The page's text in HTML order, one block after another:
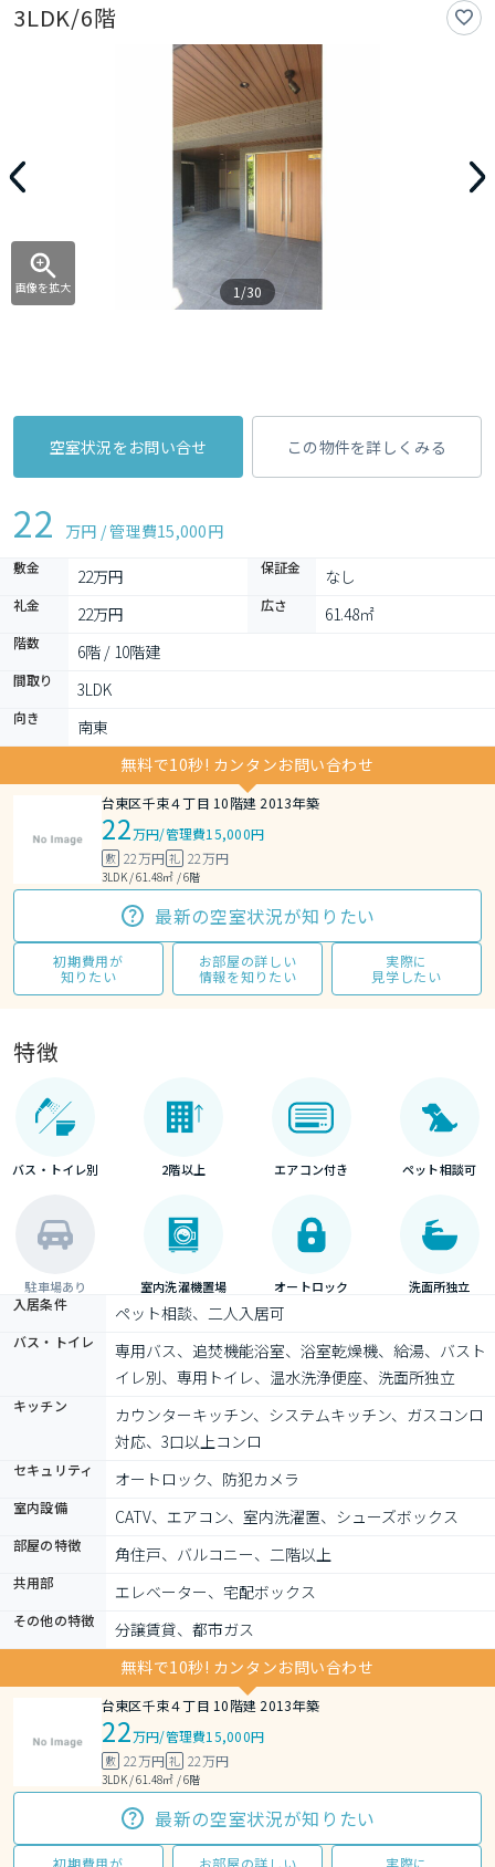
3LDK/6階
画像を拡大 1/30
空室状況をお問い合せ この物件を詳しくみる
22 万円 / 管理費15,000円
敷金 22万円 保証金 なし
礼金 22万円 広さ 61.48㎡
階数 6階 / 10階建
間取り 3LDK
向き
南東
無料で10秒! カンタンお問い合わせ
台東区千束４丁目 10階建 2013年築
22万円/管理費15,000円
敷 22万円 礼 22万円
3LDK / 61.48㎡ / 6階
最新の空室状況が知りたい
初期費用が
知りたい
お部屋の詳しい
情報を知りたい
実際に
見学したい
特徴
バス・トイレ別 2階以上 エアコン付き ペット相談可
駐車場あり 室内洗濯機置場 オートロック 洗面所独立
入居条件 ペット相談、二人入居可
バス・トイレ
専用バス、追焚機能浴室、浴室乾燥機、給湯、バスト
イレ別、専用トイレ、温水洗浄便座、洗面所独立
キッチン
カウンターキッチン、システムキッチン、ガスコンロ
対応、3口以上コンロ
セキュリティ オートロック、防犯カメラ
室内設備 CATV、エアコン、室内洗濯置、シューズボックス
部屋の特徴 角住戸、バルコニー、二階以上
共用部 エレベーター、宅配ボックス
その他の特徴
分譲賃貸、都市ガス
無料で10秒! カンタンお問い合わせ
台東区千束４丁目 10階建 2013年築
22万円/管理費15,000円
敷 22万円 礼 22万円
3LDK / 61.48㎡ / 6階
最新の空室状況が知りたい
初期費用が お部屋の詳しい 実際に